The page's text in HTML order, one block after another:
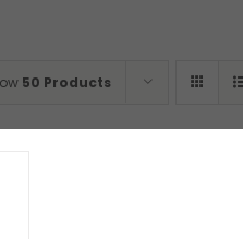
50 Products